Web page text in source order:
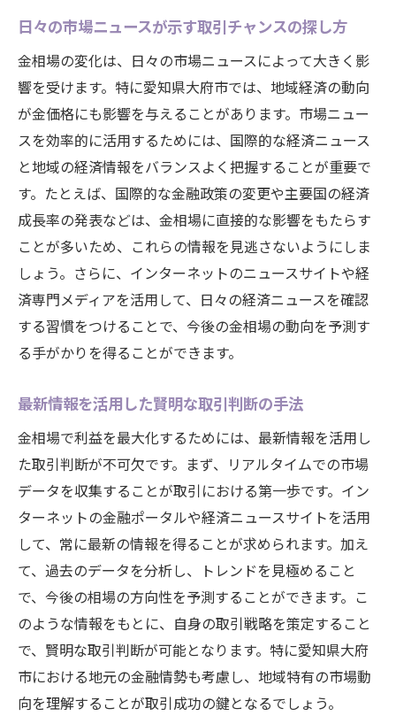
日々の市場ニュースが示す取引チャンスの探し方
金相場の変化は、日々の市場ニュースによって大きく影
響を受けます。特に愛知県大府市では、地域経済の動向
が金価格にも影響を与えることがあります。市場ニュー
スを効率的に活用するためには、国際的な経済ニュース
と地域の経済情報をバランスよく把握することが重要で
す。たとえば、国際的な金融政策の変更や主要国の経済
成長率の発表などは、金相場に直接的な影響をもたらす
ことが多いため、これらの情報を見逃さないようにしま
しょう。さらに、インターネットのニュースサイトや経
済専門メディアを活用して、日々の経済ニュースを確認
する習慣をつけることで、今後の金相場の動向を予測す
る手がかりを得ることができます。
最新情報を活用した賢明な取引判断の手法
金相場で利益を最大化するためには、最新情報を活用し
た取引判断が不可欠です。まず、リアルタイムでの市場
データを収集することが取引における第一歩です。イン
ターネットの金融ポータルや経済ニュースサイトを活用
して、常に最新の情報を得ることが求められます。加え
て、過去のデータを分析し、トレンドを見極めること
で、今後の相場の方向性を予測することができます。こ
のような情報をもとに、自身の取引戦略を策定すること
で、賢明な取引判断が可能となります。特に愛知県大府
市における地元の金融情勢も考慮し、地域特有の市場動
向を理解することが取引成功の鍵となるでしょう。